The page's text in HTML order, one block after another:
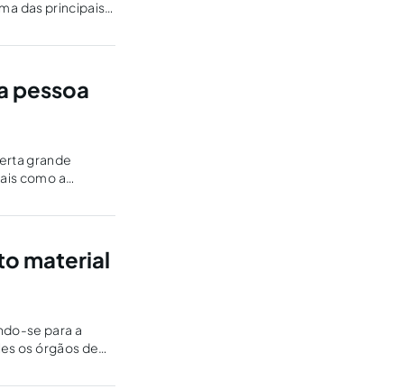
das principais
pessoa
grande
como a
material
se para a
os órgãos de